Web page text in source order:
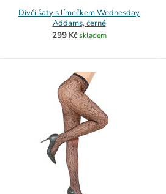
Dívčí šaty s límečkem Wednesday
Addams, černé
299 Kč skladem